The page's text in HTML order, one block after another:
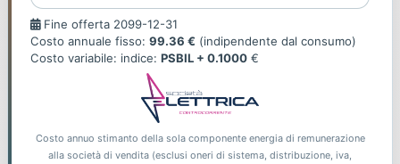
Fine
offerta
Fine offerta 2099-12-31
Costo annuale fisso: 99.36 € (indipendente dal consumo)
Costo variabile: indice: PSBIL + 0.1000 €
Costo annuo stimanto della sola componente energia di remunerazione
alla società di vendita (esclusi oneri di sistema, distribuzione, iva,